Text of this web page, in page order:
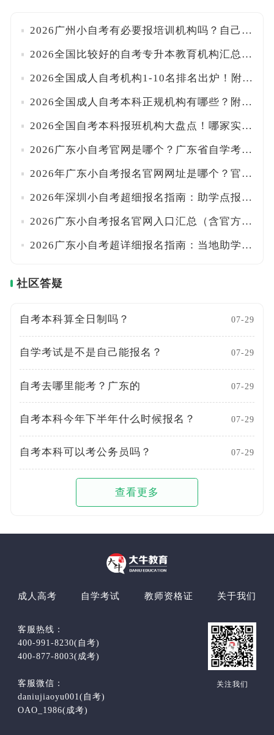
2026广州小自考有必要报培训机构吗？自己能报名吗？附官方入口与报考流程详解！
2026全国比较好的自考专升本教育机构汇总！附口碑甄别技巧与报班注意事项
2026全国成人自考机构1-10名排名出炉！附正规资质核查与避坑指南
2026全国成人自考本科正规机构有哪些？附各省办学许可查询入口及甄别方法
2026全国自考本科报班机构大盘点！哪家实力最强？附避坑挑选指南
2026广东小自考官网是哪个？广东省自学考试管理系统+助学点查找方法全汇总！一文搞定
2026年广东小自考报名官网网址是哪个？官方系统+正规助学点名单一览！！附报名路径
2026年深圳小自考超细报名指南：助学点报名入口+学费标准+统考校考时间详解！附流程
2026广东小自考报名官网入口汇总（含官方助学点、院校专业及学费明细）！一文搞定
2026广东小自考超详细报名指南：当地助学点+报考流程+费用全汇总！附校考时间安排
社区答疑
自考本科算全日制吗？ 07-29
自学考试是不是自己能报名？ 07-29
自考去哪里能考？广东的 07-29
自考本科今年下半年什么时候报名？ 07-29
自考本科可以考公务员吗？ 07-29
查看更多
成人高考 自学考试 教师资格证 关于我们
客服热线：
400-991-8230(自考)
400-877-8003(成考)
客服微信：
daniujiaoyu001(自考)
OAO_1986(成考)
关注我们